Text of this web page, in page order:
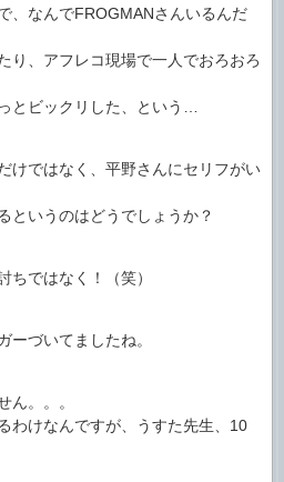
、なんでFROGMANさんいるんだ
り、アフレコ現場で一人でおろおろ
とビックリした、という…
けではなく、平野さんにセリフがい
というのはどうでしょうか？
ではなく！（笑）
づいてましたね。
。。。
わけなんですが、うすた先生、10